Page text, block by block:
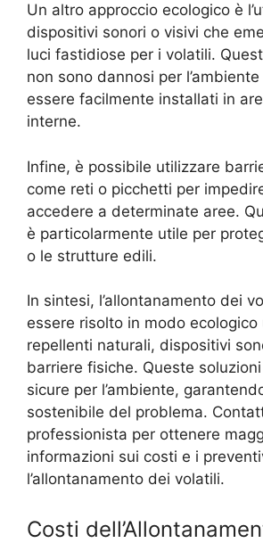
Un altro approccio ecologico è
dispositivi sonori o visivi che
luci fastidiose per i volatili.
non sono dannosi per
essere facilmente installati in
interne.
Infine, è possibile utilizzare
come reti o picchetti per
accedere a determinate aree.
è particolarmente utile per
o le strutture edili.
In sintesi, l’allontanamento dei
essere risolto in modo
repellenti naturali, dispositivi
barriere fisiche. Queste
sicure per l’ambiente,
sostenibile del problema.
professionista per ottenere
informazioni sui costi e i
l’allontanamento dei volatili.
Costi